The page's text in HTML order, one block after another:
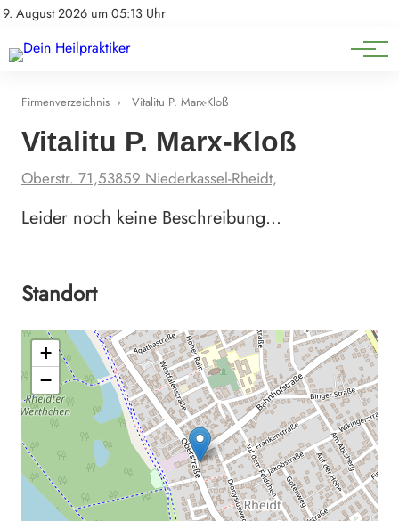
9. August 2026 um 05:13 Uhr
Impressum
Natürliche Medizin
Heilpflanzen & Kräuterkunde
Firmenverzeichnis › Vitalitu P. Marx-Kloß
Vitalitu P. Marx-Kloß
Oberstr. 71,53859 Niederkassel-Rheidt,
Leider noch keine Beschreibung…
Standort
+
−